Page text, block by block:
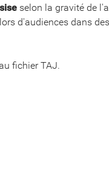
selon la gravité de
d'audiences dans
fichier TAJ.